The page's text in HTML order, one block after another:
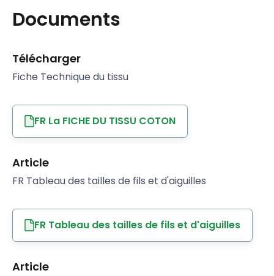
Documents
Télécharger
Fiche Technique du tissu
FR La FICHE DU TISSU COTON
Article
FR Tableau des tailles de fils et d'aiguilles
FR Tableau des tailles de fils et d'aiguilles
Article